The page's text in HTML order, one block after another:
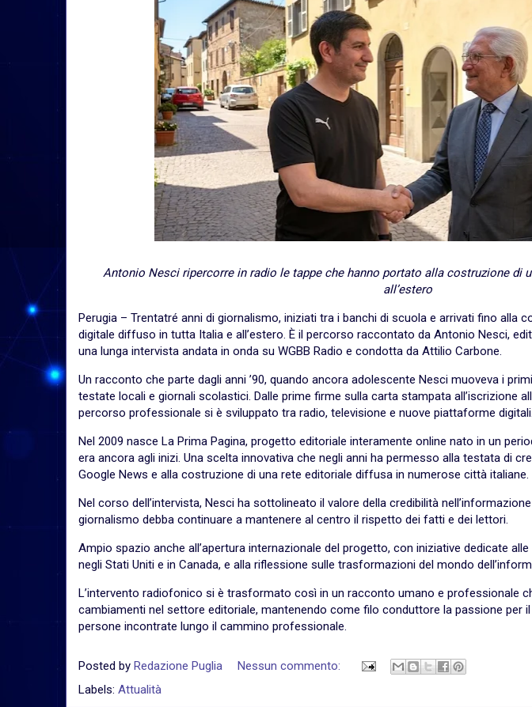
Antonio Nesci ripercorre in radio le tappe che hanno portato alla costruzione di
all’estero
Perugia – Trentatré anni di giornalismo, iniziati tra i banchi di scuola e arrivati fino alla
digitale diffuso in tutta Italia e all’estero. È il percorso raccontato da Antonio Nesci,
una lunga intervista andata in onda su WGBB Radio e condotta da Attilio Carbone.
Un racconto che parte dagli anni ’90, quando ancora adolescente Nesci muoveva i
testate locali e giornali scolastici. Dalle prime firme sulla carta stampata all’iscrizione
percorso professionale si è sviluppato tra radio, televisione e nuove piattaforme digitali.
Nel 2009 nasce La Prima Pagina, progetto editoriale interamente online nato in un
era ancora agli inizi. Una scelta innovativa che negli anni ha permesso alla testata di
Google News e alla costruzione di una rete editoriale diffusa in numerose città italiane.
Nel corso dell’intervista, Nesci ha sottolineato il valore della credibilità
giornalismo debba continuare a mantenere al centro il rispetto dei fatti e dei lettori.
Ampio spazio anche all’apertura internazionale del progetto, con iniziative dedicate
negli Stati Uniti e in Canada, e alla riflessione sulle trasformazioni del mondo
L’intervento radiofonico si è trasformato così in un racconto umano e professionale
cambiamenti nel settore editoriale, mantenendo come filo conduttore la passione per
persone incontrate lungo il cammino professionale.
Posted by Redazione Puglia
Nessun commento:
Labels: Attualità